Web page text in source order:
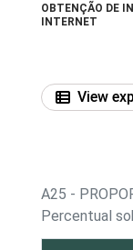
OBTENÇÃO DE
INTERNET
View
A25 -
Percentual